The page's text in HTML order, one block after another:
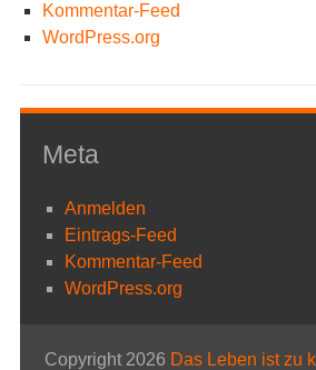
Kommentar-Feed
WordPress.org
Meta
Anmelden
Eintrags-Feed
Kommentar-Feed
WordPress.org
Copyright 2026 Das Leben ist zu